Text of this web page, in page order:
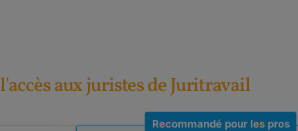
l'accès aux juristes de Juritravail
Recommandé pour les pros